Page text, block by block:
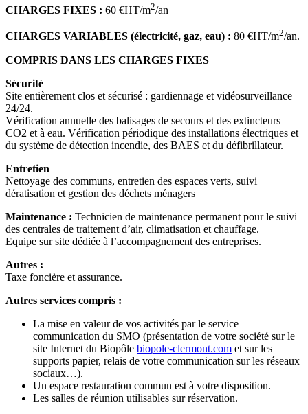
CHARGES FIXES : 60 €HT/m2/an
CHARGES VARIABLES (électricité, gaz, eau) : 80 €HT/m2/an.
COMPRIS DANS LES CHARGES FIXES
Sécurité
Site entièrement clos et sécurisé : gardiennage et vidéosurveillance
24/24.
Vérification annuelle des balisages de secours et des extincteurs
CO2 et à eau. Vérification périodique des installations électriques et
du système de détection incendie, des BAES et du défibrillateur.
Entretien
Nettoyage des communs, entretien des espaces verts, suivi
dératisation et gestion des déchets ménagers
Maintenance : Technicien de maintenance permanent pour le suivi
des centrales de traitement d’air, climatisation et chauffage.
Equipe sur site dédiée à l’accompagnement des entreprises.
Autres :
Taxe foncière et assurance.
Autres services compris :
La mise en valeur de vos activités par le service
communication du SMO (présentation de votre société sur le
site Internet du Biopôle biopole-clermont.com et sur les
supports papier, relais de votre communication sur les réseaux
sociaux…).
Un espace restauration commun est à votre disposition.
Les salles de réunion utilisables sur réservation.